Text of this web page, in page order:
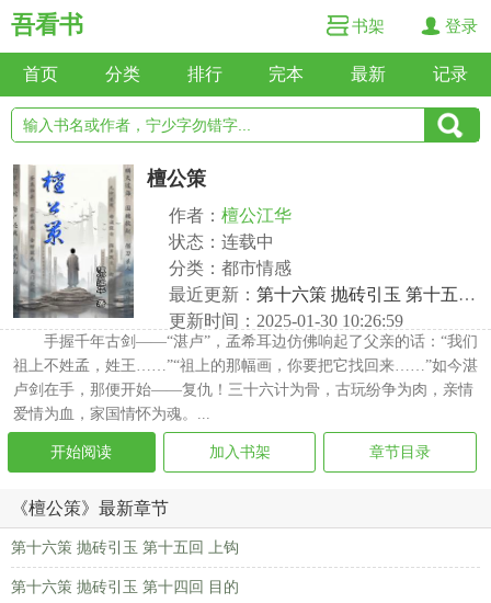
吾看书 书架 登录
首页 分类 排行 完本 最新 记录
檀公策
作者： 檀公江华
状态：连载中
分类：都市情感
最近更新： 第十六策 抛砖引玉 第十五回 上钩
更新时间：2025-01-30 10:26:59
手握千年古剑——“湛卢”，孟希耳边仿佛响起了父亲的话：“我们
祖上不姓孟，姓王……”“祖上的那幅画，你要把它找回来……”如今湛
卢剑在手，那便开始——复仇！三十六计为骨，古玩纷争为肉，亲情
爱情为血，家国情怀为魂。...
开始阅读 加入书架 章节目录
《檀公策》最新章节
第十六策 抛砖引玉 第十五回 上钩
第十六策 抛砖引玉 第十四回 目的